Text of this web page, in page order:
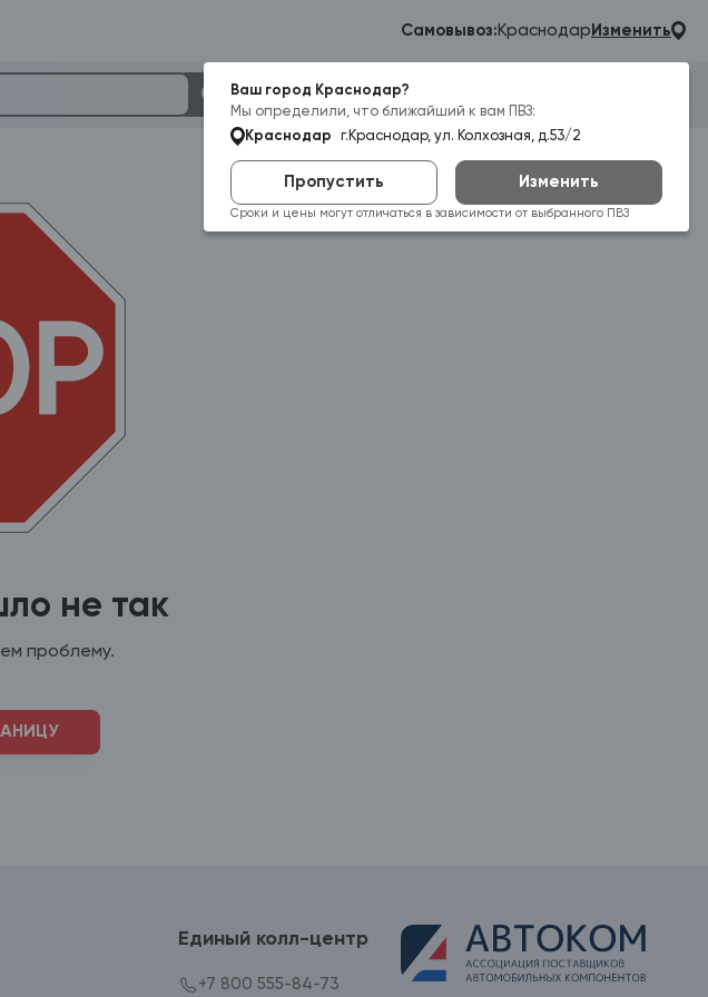
Самовывоз: Краснодар Изменить
Ваш город Краснодар?
Мы определили, что ближайший к вам ПВЗ:
Краснодар
г.Краснодар, ул. Колхозная, д.53/2
Пропустить Изменить
Сроки и цены могут отличаться в зависимости от выбранного ПВЗ
Гараж
не так
проблему.
Единый колл-центр
+7 800 555-84-73